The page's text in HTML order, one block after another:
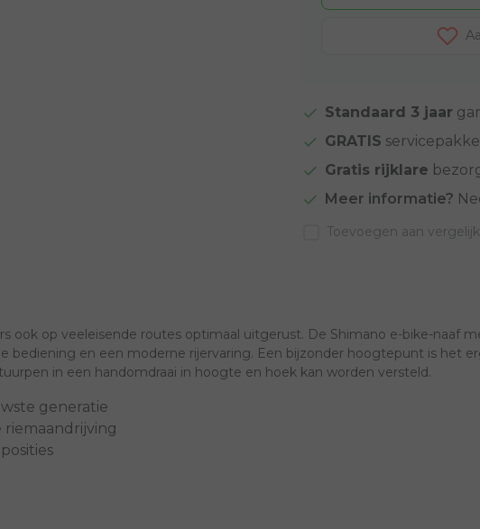
Standaard 3 jaar
GRATIS
Gratis rijklare
Meer informatie?
Toevoegen aan
ook op veeleisende routes optimaal uitgerust. De Shimano e-bike-naaf
bediening en een moderne rijervaring. Een bijzonder hoogtepunt is het
in een handomdraai in hoogte en hoek kan worden versteld.
generatie